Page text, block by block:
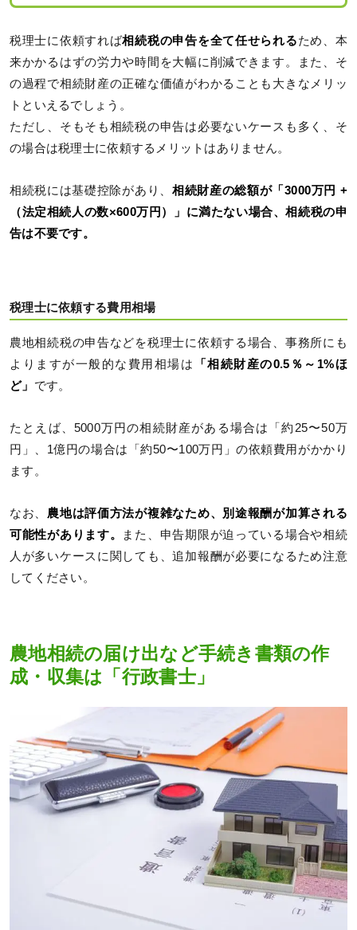
税理士に依頼すれば相続税の申告を全て任せられるため、本
来かかるはずの労力や時間を大幅に削減できます。また、そ
の過程で相続財産の正確な価値がわかることも大きなメリッ
トといえるでしょう。
ただし、そもそも相続税の申告は必要ないケースも多く、そ
の場合は税理士に依頼するメリットはありません。
相続税には基礎控除があり、 相続財産の総額が「3000万円 +
（法定相続人の数×600万円）」に満たない場合、相続税の申
告は不要です。
税理士に依頼する費用相場
農地相続税の申告などを税理士に依頼する場合、事務所にも
よりますが一般的な費用相場は
「相続財産の0.5％～1%ほ
ど」 です。
たとえば、5000万円の相続財産がある場合は「約25〜50万
円」、1億円の場合は「約50〜100万円」の依頼費用がかかり
ます。
なお、 農地は評価方法が複雑なため、別途報酬が加算される
可能性があります。
また、申告期限が迫っている場合や相続
人が多いケースに関しても、追加報酬が必要になるため注意
してください。
農地相続の届け出など手続き書類の作
成・収集は「行政書士」